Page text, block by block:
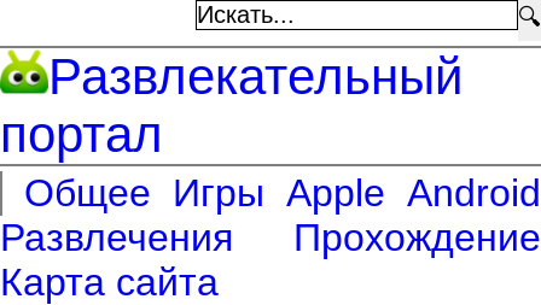
🔍
Развлекательный
портал
Общее Игры Apple Android
Развлечения
Прохождение
Карта сайта